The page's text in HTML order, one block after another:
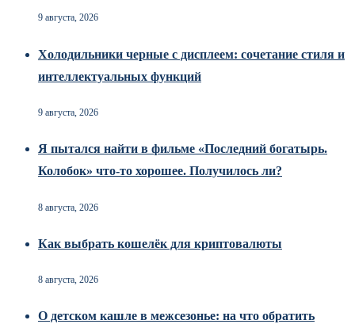
9 августа, 2026
Холодильники черные с дисплеем: сочетание стиля и
интеллектуальных функций
9 августа, 2026
Я пытался найти в фильме «Последний богатырь.
Колобок» что-то хорошее. Получилось ли?
8 августа, 2026
Как выбрать кошелёк для криптовалюты
8 августа, 2026
О детском кашле в межсезонье: на что обратить